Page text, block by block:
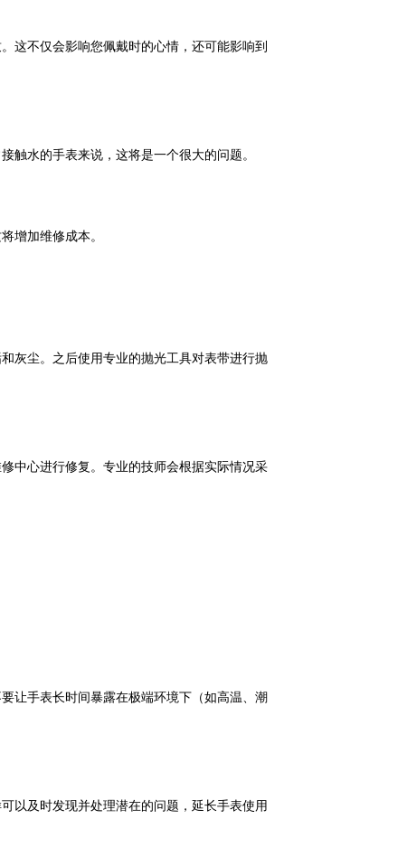
这不仅会影响您佩戴时的心情，还可能影响到
触水的手表来说，这将是一个很大的问题。
增加维修成本。
灰尘。之后使用专业的抛光工具对表带进行抛
中心进行修复。专业的技师会根据实际情况采
让手表长时间暴露在极端环境下（如高温、潮
以及时发现并处理潜在的问题，延长手表使用